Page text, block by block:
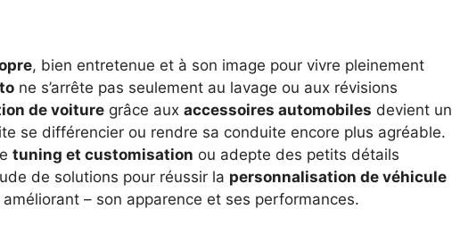
, bien entretenue et à son image pour vivre pleinement
ne s’arrête pas seulement au lavage ou aux révisions
de voiture grâce aux accessoires automobiles devient un
se différencier ou rendre sa conduite encore plus agréable.
tuning et customisation ou adepte des petits détails
de solutions pour réussir la personnalisation de véhicule
– son apparence et ses performances.